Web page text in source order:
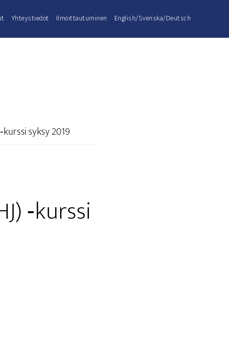
Yhteys­tie­dot Ilmoit­tau­tu­mi­nen English/Svenska/Deutsch
syk­sy 2019
‑kurs­si